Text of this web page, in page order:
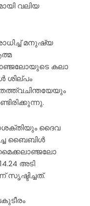
വലിയ
മനുഷ്യ
കലാ
ശില്പം
ദൈവ
ബൈബിൾ
അടി
സൃഷ്ടിച്ചത്.